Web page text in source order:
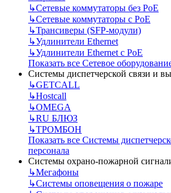
↳Сетевые коммутаторы без РоЕ
↳Сетевые коммутаторы с РоЕ
↳Трансиверы (SFP-модули)
↳Удлинители Ethernet
↳Удлинители Ethernet с PoE
Показать все Сетевое
Системы диспетчерской связи и
↳GETCALL
↳Hostcall
↳OMEGA
↳RU БЛЮЗ
↳ТРОМБОН
Показать все Системы
персонала
Системы охрано-пожарной
↳Мегафоны
↳Системы оповещения о пожаре